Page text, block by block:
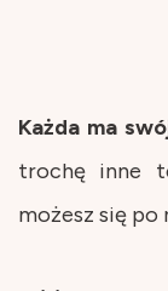
Każda ma
trochę inne
możesz się po